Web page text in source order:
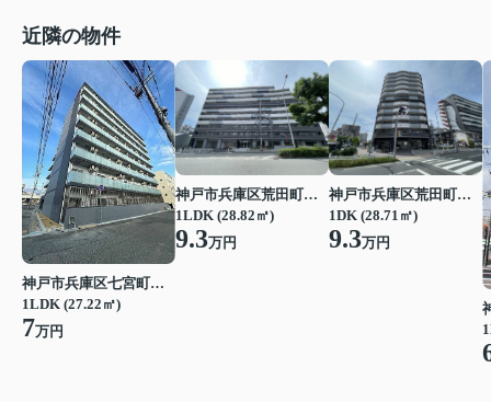
近隣の物件
神戸市兵庫区七宮町１丁目
1LDK (27.22㎡)
7万円
神戸市兵庫区荒田町１丁目
1LDK (28.82㎡)
9.3万円
神戸市兵庫区荒田町１丁目
1DK (28.71㎡)
9.3万円